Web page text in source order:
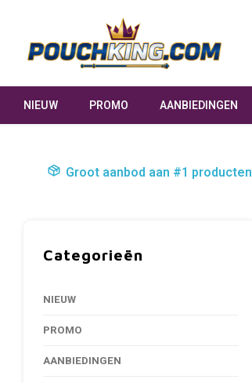
NIEUW PROMO AANBIEDINGEN
Groot aanbod aan #1 producten
Categorieën
NIEUW
PROMO
AANBIEDINGEN